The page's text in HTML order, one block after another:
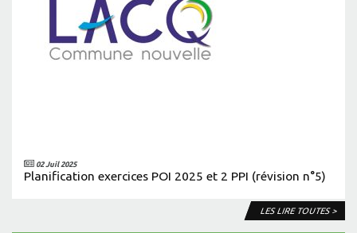
02 Juil 2025
Planification exercices POI 2025 et 2 PPI (révision n°5)
LES LIRE TOUTES >